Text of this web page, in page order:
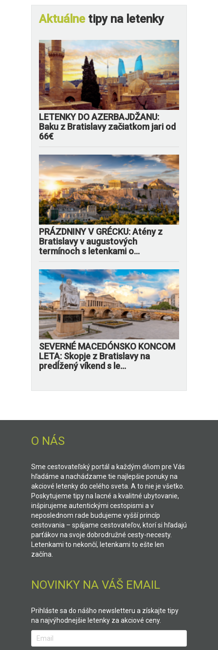
Aktuálne tipy na letenky
LETENKY DO AZERBAJDŽANU:
Baku z Bratislavy začiatkom jari od
66€
PRÁZDNINY V GRÉCKU: Atény z
Bratislavy v augustových
termínoch s letenkami o...
SEVERNÉ MACEDÓNSKO KONCOM
LETA: Skopje z Bratislavy na
predĺžený víkend s le...
O NÁS
Sme cestovateľský portál a každým dňom pre Vás
hľadáme a nachádzame tie najlepšie ponuky na
akciové letenky do celého sveta. A to nie je všetko.
Poskytujeme tipy na lacné a kvalitné ubytovanie,
inšpirujeme autentickými cestopismi a v
neposlednom rade budujeme vyšší princíp
cestovania – spájame cestovateľov, ktorí si hľadajú
parťákov na svoje dobrodružné cesty-necesty.
Letenkami to nekončí, letenkami to ešte len
začína.
NOVINKY NA VÁŠ EMAIL
Prihláste sa do nášho newsletteru a získajte tipy
na najvýhodnejšie letenky za akciové ceny.